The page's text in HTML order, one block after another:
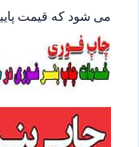
می شود که قیمت